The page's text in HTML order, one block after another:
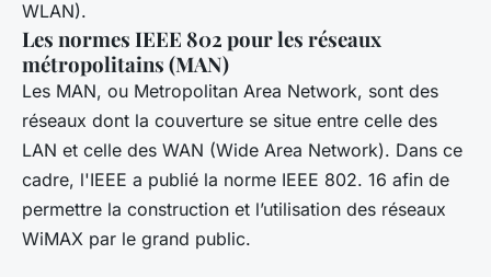
WLAN).
Les normes IEEE 802 pour les réseaux
métropolitains (MAN)
Les MAN, ou Metropolitan Area Network, sont des
réseaux dont la couverture se situe entre celle des
LAN et celle des WAN (Wide Area Network). Dans ce
cadre, l'IEEE a publié la norme IEEE 802. 16 afin de
permettre la construction et l’utilisation des réseaux
WiMAX par le grand public.